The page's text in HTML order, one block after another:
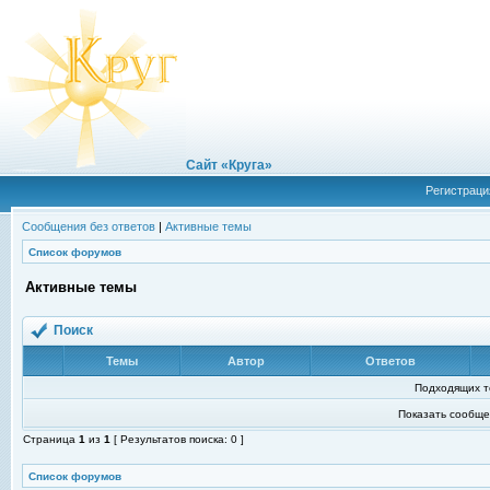
Сайт «Круга»
Сообщения без ответов | Активные темы
Список форумов
Активные темы
Поиск
Темы Автор Ответов
Подходящих
Показать
Страница 1 из 1 [ Результатов поиска: 0 ]
Список форумов